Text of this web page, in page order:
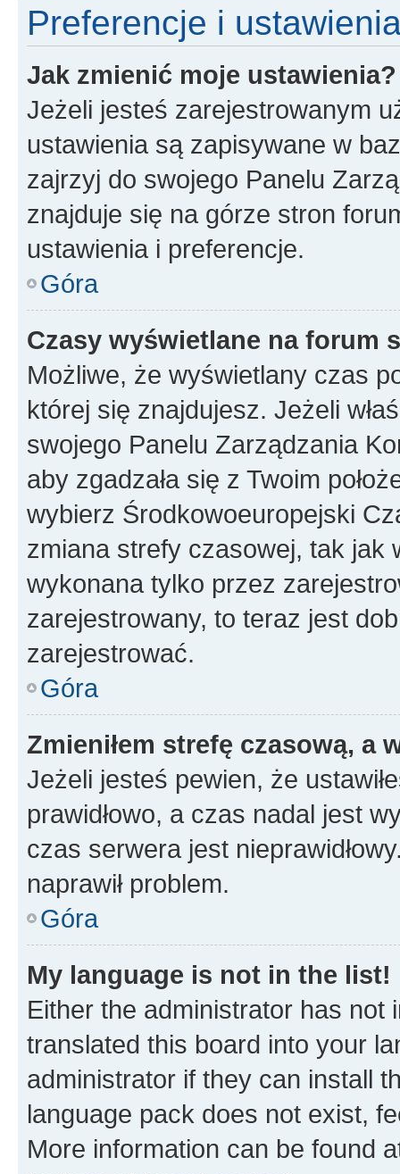
Preferencje i
Jak zmienić moje ustawienia?
Jeżeli jesteś zarejestrowanym
ustawienia są zapisywane w
zajrzyj do swojego Panelu
znajduje się na górze stron
ustawienia i preferencje.
Góra
Czasy wyświetlane na forum
Możliwe, że wyświetlany czas
której się znajdujesz. Jeżeli
swojego Panelu Zarządzania
aby zgadzała się z Twoim
wybierz Środkowoeuropejski
zmiana strefy czasowej, tak jak
wykonana tylko przez
zarejestrowany, to teraz jest
zarejestrować.
Góra
Zmieniłem strefę czasową, a
Jeżeli jesteś pewien, że
prawidłowo, a czas nadal jest
czas serwera jest
naprawił problem.
Góra
My language is not in the list!
Either the administrator has not
translated this board into your
administrator if they can install
language pack does not exist,
More information can be found